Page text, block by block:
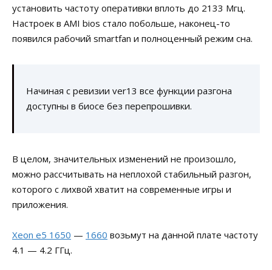
установить частоту оперативки вплоть до 2133 Мгц.
Настроек в AMI bios стало побольше, наконец-то
появился рабочий smartfan и полноценный режим сна.
Начиная с ревизии ver13 все функции разгона
доступны в биосе без перепрошивки.
В целом, значительных изменений не произошло,
можно рассчитывать на неплохой стабильный разгон,
которого с лихвой хватит на современные игры и
приложения.
Xeon e5 1650 — 1660 возьмут на данной плате частоту
4.1 — 4.2 ГГц.